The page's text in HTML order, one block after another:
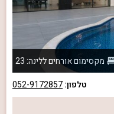
מקסימום אורחים ללינה: 23
טלפון:052-9172857